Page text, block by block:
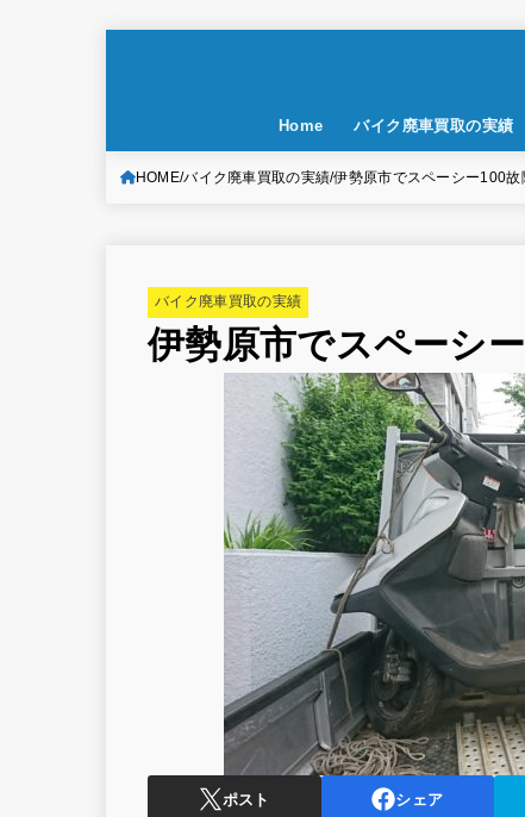
Home バイク廃車買取の実績
HOME バイク廃車買取の実績 伊勢原市でスペーシー100故
バイク廃車買取の実績
伊勢原市でスペーシ
ポスト シェア